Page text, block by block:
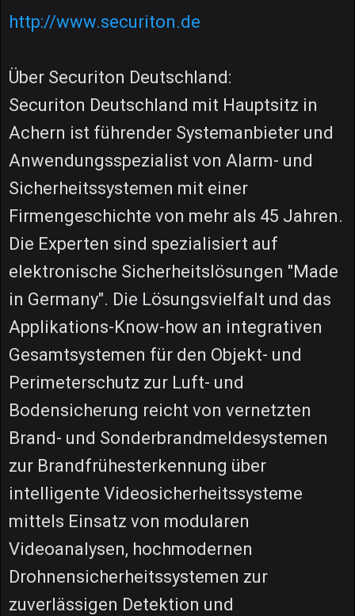
http://www.securiton.de
Über Securiton Deutschland:
Securiton Deutschland mit Hauptsitz in
Achern ist führender Systemanbieter und
Anwendungsspezialist von Alarm- und
Sicherheitssystemen mit einer
Firmengeschichte von mehr als 45 Jahren.
Die Experten sind spezialisiert auf
elektronische Sicherheitslösungen "Made
in Germany". Die Lösungsvielfalt und das
Applikations-Know-how an integrativen
Gesamtsystemen für den Objekt- und
Perimeterschutz zur Luft- und
Bodensicherung reicht von vernetzten
Brand- und Sonderbrandmeldesystemen
zur Brandfrühesterkennung über
intelligente Videosicherheitssysteme
mittels Einsatz von modularen
Videoanalysen, hochmodernen
Drohnensicherheitssystemen zur
zuverlässigen Detektion und